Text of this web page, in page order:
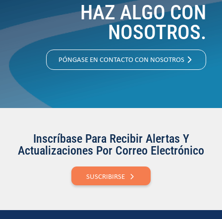
HAZ ALGO CON
NOSOTROS.
PÓNGASE EN CONTACTO CON NOSOTROS
Inscríbase Para Recibir Alertas Y
Actualizaciones Por Correo Electrónico
SUSCRIBIRSE